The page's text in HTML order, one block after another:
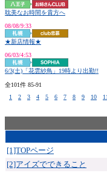
耽美なお時間を貴方へ
08/08/9:33
★新店情報★
06/03/4:53
6/3(土)「花雲紗鳥」19時より出勤!!
全101件 85-91
1
2 3 4 5 6 7 8 9 10 11
[1]TOPページ
[2]アイズでできること